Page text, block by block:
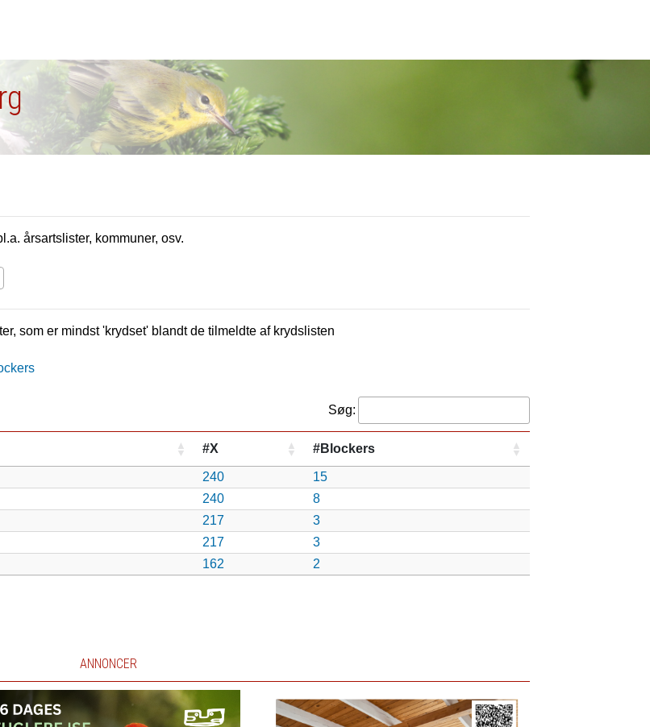
årsartslister, kommuner, osv.
som er mindst 'krydset' blandt de tilmeldte af krydslisten
Søg:
#X #Blockers
240
15
240
8
217
3
217
3
162 2
ANNONCER